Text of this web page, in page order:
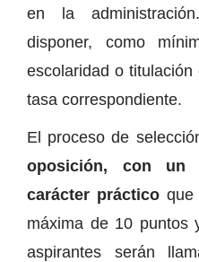
en la
disponer, como
escolaridad o
tasa correspondiente.
El proceso de
oposición, con un
carácter práctico que
máxima de 10 puntos
aspirantes serán